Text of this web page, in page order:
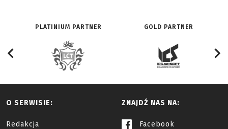
PLATINIUM PARTNER GOLD PARTNER
O SERWISIE:
Redakcja
ZNAJDŹ NAS NA:
Facebook